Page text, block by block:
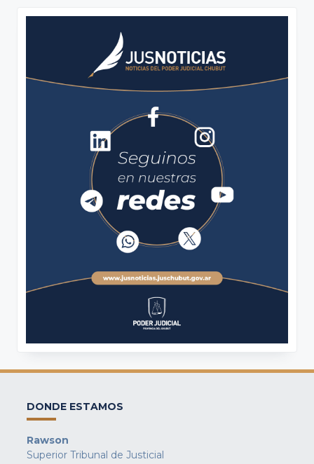
DONDE ESTAMOS
Rawson
Superior Tribunal de Justicial